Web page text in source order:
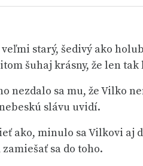
starý, šedivý ako
šuhaj krásny, že len
nezdalo sa mu, že Vilko
slávu uvidí.
ako, minulo sa Vilkovi aj
sa do toho.